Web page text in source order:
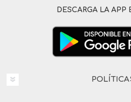
DESCARGA LA APP